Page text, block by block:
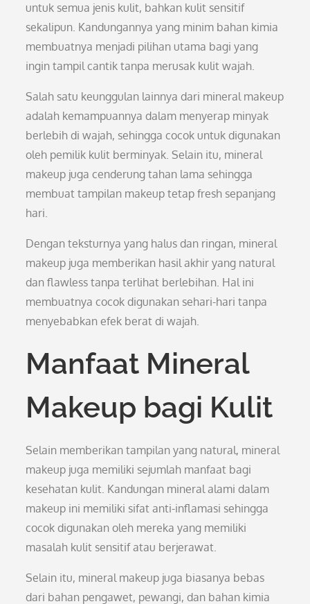
untuk semua jenis kulit, bahkan kulit sensitif
sekalipun. Kandungannya yang minim bahan kimia
membuatnya menjadi pilihan utama bagi yang
ingin tampil cantik tanpa merusak kulit wajah.
Salah satu keunggulan lainnya dari mineral makeup
adalah kemampuannya dalam menyerap minyak
berlebih di wajah, sehingga cocok untuk digunakan
oleh pemilik kulit berminyak. Selain itu, mineral
makeup juga cenderung tahan lama sehingga
membuat tampilan makeup tetap fresh sepanjang
hari.
Dengan teksturnya yang halus dan ringan, mineral
makeup juga memberikan hasil akhir yang natural
dan flawless tanpa terlihat berlebihan. Hal ini
membuatnya cocok digunakan sehari-hari tanpa
menyebabkan efek berat di wajah.
Manfaat Mineral
Makeup bagi Kulit
Selain memberikan tampilan yang natural, mineral
makeup juga memiliki sejumlah manfaat bagi
kesehatan kulit. Kandungan mineral alami dalam
makeup ini memiliki sifat anti-inflamasi sehingga
cocok digunakan oleh mereka yang memiliki
masalah kulit sensitif atau berjerawat.
Selain itu, mineral makeup juga biasanya bebas
dari bahan pengawet, pewangi, dan bahan kimia